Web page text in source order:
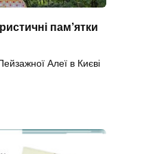
пам’ятки
Алеї в Києві